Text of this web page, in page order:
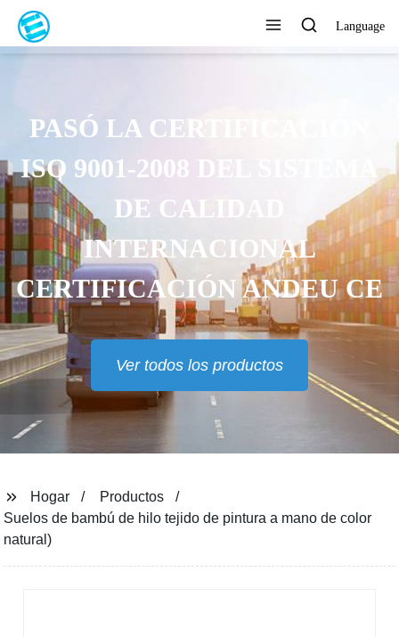
Language
PASÓ LA CERTIFICACIÓN
ISO 9001-2008 DEL SISTEMA
DE CALIDAD
INTERNACIONAL
CERTIFICACIÓN ANDEU CE
Ver todos los productos
Hogar
Productos
Suelos de bambú de hilo tejido de pintura a mano de color
natural)